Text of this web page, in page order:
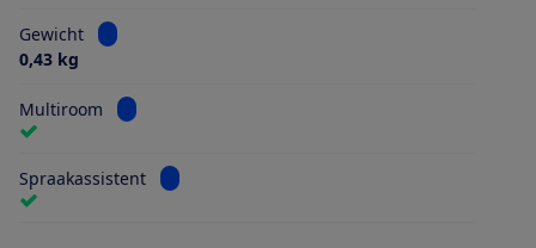
Gewicht
Bekijk informatie voor Gewicht
0,43 kg
Multiroom Bekijk informatie voor Multiroom
Spraakassistent Bekijk informatie voor Spraakassistent